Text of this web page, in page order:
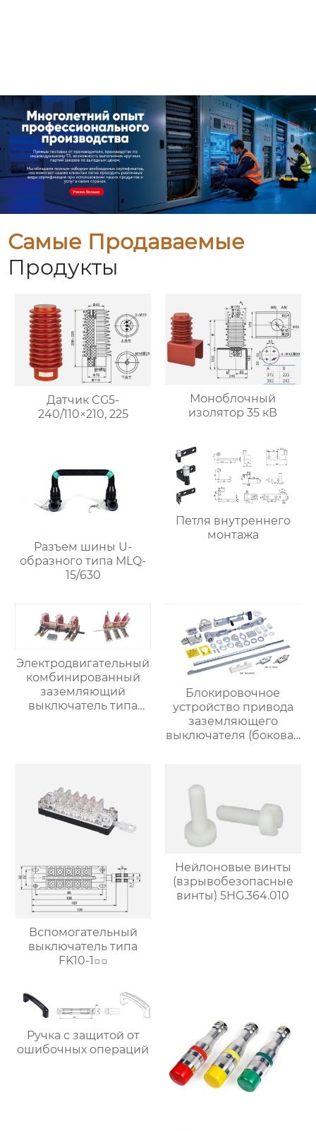
Самые Продаваемые
Продукты
Датчик CG5-
240/110×210, 225
Моноблочный
изолятор 35 кВ
Разъем шины U-
образного типа MLQ-
15/630
Петля внутреннего
монтажа
Электродвигательный
комбинированный
заземляющий
выключатель типа
Блокировочное
устройство привода
заземляющего
выключателя (боковая
Вспомогательный
выключатель типа
FK10-1□□
Нейлоновые винты
(взрывобезопасные
винты) 5HG.364.010
Ручка с защитой от
ошибочных операций